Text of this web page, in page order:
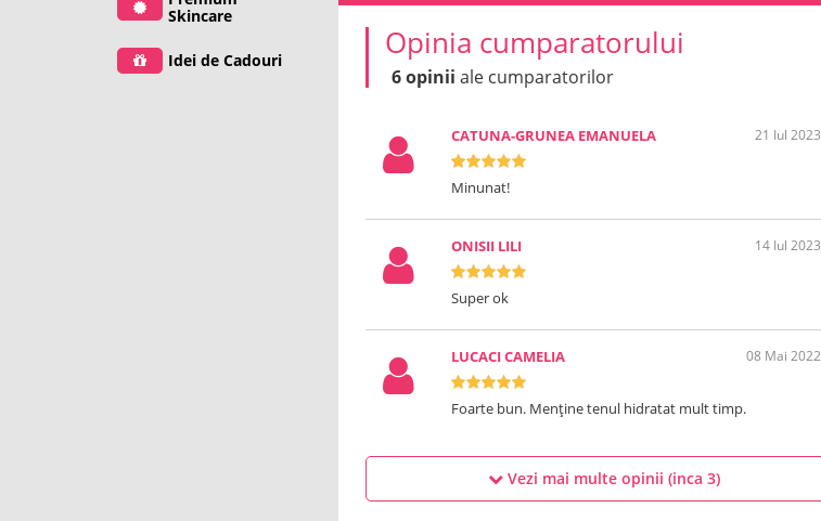
Skincare
Idei de Cadouri Opinia cumparatorului
6 opinii ale cumparatorilor
CATUNA-GRUNEA EMANUELA 21 Iul 2023
Minunat!
ONISII LILI 14 Iul 2023
Super ok
LUCACI CAMELIA 08 Mai 2022
Foarte bun. Menține tenul hidratat mult timp.
Vezi mai multe opinii (inca 3)